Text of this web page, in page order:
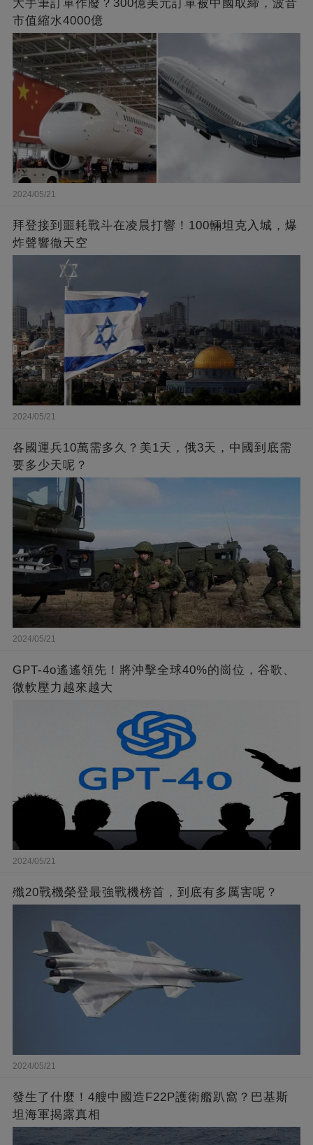
大手筆訂單作廢？300億美元訂單被中國取締，波音
市值縮水4000億
2024/05/21
拜登接到噩耗戰斗在凌晨打響！100輛坦克入城，爆
炸聲響徹天空
2024/05/21
各國運兵10萬需多久？美1天，俄3天，中國到底需
要多少天呢？
2024/05/21
GPT-4o遙遙領先！將沖擊全球40%的崗位，谷歌、
微軟壓力越來越大
2024/05/21
殲20戰機榮登最強戰機榜首，到底有多厲害呢？
2024/05/21
發生了什麼！4艘中國造F22P護衛艦趴窩？巴基斯
坦海軍揭露真相